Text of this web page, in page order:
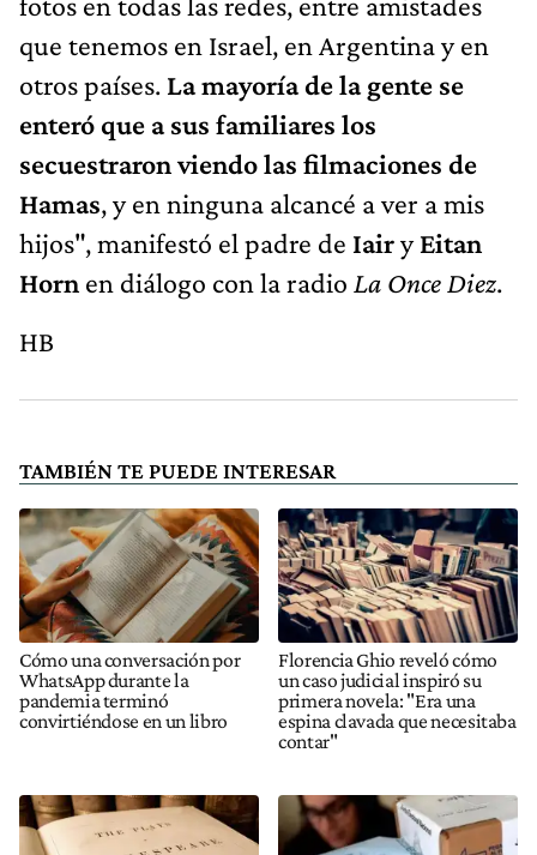
que tenemos en Israel, en Argentina y en
otros países. La mayoría de la gente se
enteró que a sus familiares los
secuestraron viendo las filmaciones de
Hamas, y en ninguna alcancé a ver a mis
hijos", manifestó el padre de IairyEitan
Horn en diálogo con la radio La Once Diez.
HB
TAMBIÉN TE PUEDE INTERESAR
Cómo una conversación por
WhatsApp durante la
pandemia terminó
convirtiéndose en un libro
Florencia Ghio reveló cómo
un caso judicial inspiró su
primera novela: "Era una
espina clavada que necesitaba
contar"